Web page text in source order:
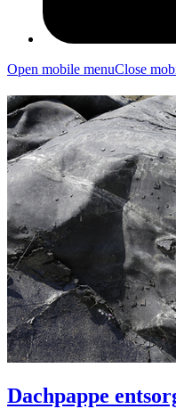
Open mobile menuClose
Dachpappe